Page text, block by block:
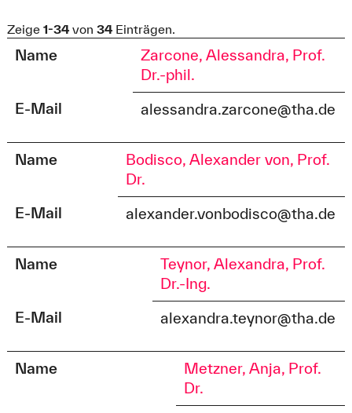
Zeige 1-34von 34Einträgen.
Name
Zarcone, Alessandra, Prof.
Dr.-phil.
E-Mail
alessandra.zarcone@tha.de
Name
Bodisco, Alexander von, Prof.
Dr.
E-Mail
alexander.vonbodisco@tha.de
Name
Teynor, Alexandra, Prof.
Dr.-Ing.
E-Mail
alexandra.teynor@tha.de
Name
Metzner, Anja, Prof.
Dr.